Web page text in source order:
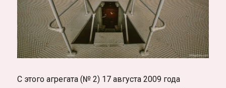
С этого агрегата (№ 2) 17 августа 2009 года